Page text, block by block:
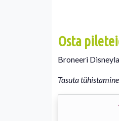
Osta
Broneeri
Tasuta